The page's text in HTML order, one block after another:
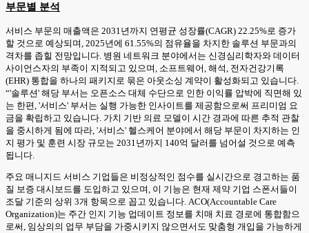
부문별 분석
서비스 부문의 매출액은 2031년까지 연평균 성장률(CAGR) 22.25%로 증가
할 것으로 예상되며, 2025년에 61.55%의 점유율을 차지한 솔루션 부문과의
격차를 좁힐 전망입니다. 병원 네트워크 분야에서는 신경심리학자와 데이터
사이언스자의 부족이 지적되고 있으며, 소프트웨어, 해석, 전자건강기록
(EHR) 통합을 하나의 패키지로 묶은 아웃소싱 계약이 활성화되고 있습니다.
“'솔루션' 해당 부서는 오픈소스 대체 수단으로 인한 이익률 압박에 직면해 있
는 한편, '서비스' 부서는 실행 가능한 인사이트를 제공함으로써 프리미엄 요
금을 확립하고 있습니다. 가치 기반 의료 모델이 시간 경과에 따른 추적 관찰
을 중시하게 됨에 따라, '서비스' 헬스케어 분야에서 해당 부문이 차지하는 인
지 평가 및 훈련 시장 규모는 2031년까지 140억 달러를 넘어설 것으로 예측
됩니다.
주요 매니지드 서비스 기업들은 비정상적인 점수를 실시간으로 경고하는 품
질 보증 대시보드를 도입하고 있으며, 이 기능은 현재 제약 기업 스폰서들이
조달 기준의 상위 3개 항목으로 꼽고 있습니다. ACO(Accountable Care
Organization)는 주간 인지 기능 업데이트 정보를 치매 치료 경로에 통합함으
로써, 임상의의 업무 부담을 가중시키지 않으면서도 맞춤형 개입을 가능하게